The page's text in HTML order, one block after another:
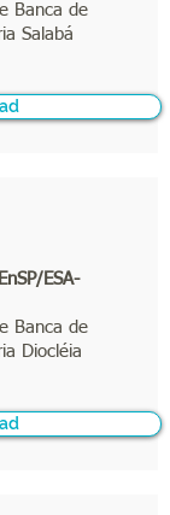
Banca de
Salabá
ESA-
Banca de
Diocléia